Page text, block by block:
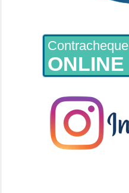
Contracheque
ONLINE